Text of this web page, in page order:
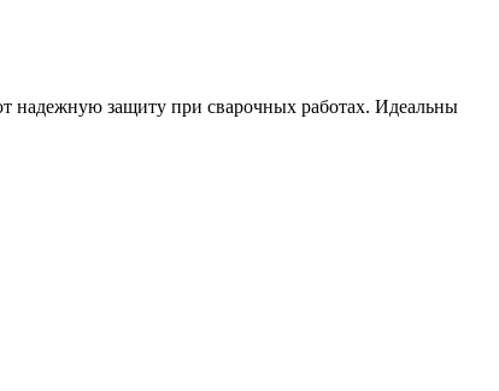
надежную защиту при сварочных работах. Идеальны